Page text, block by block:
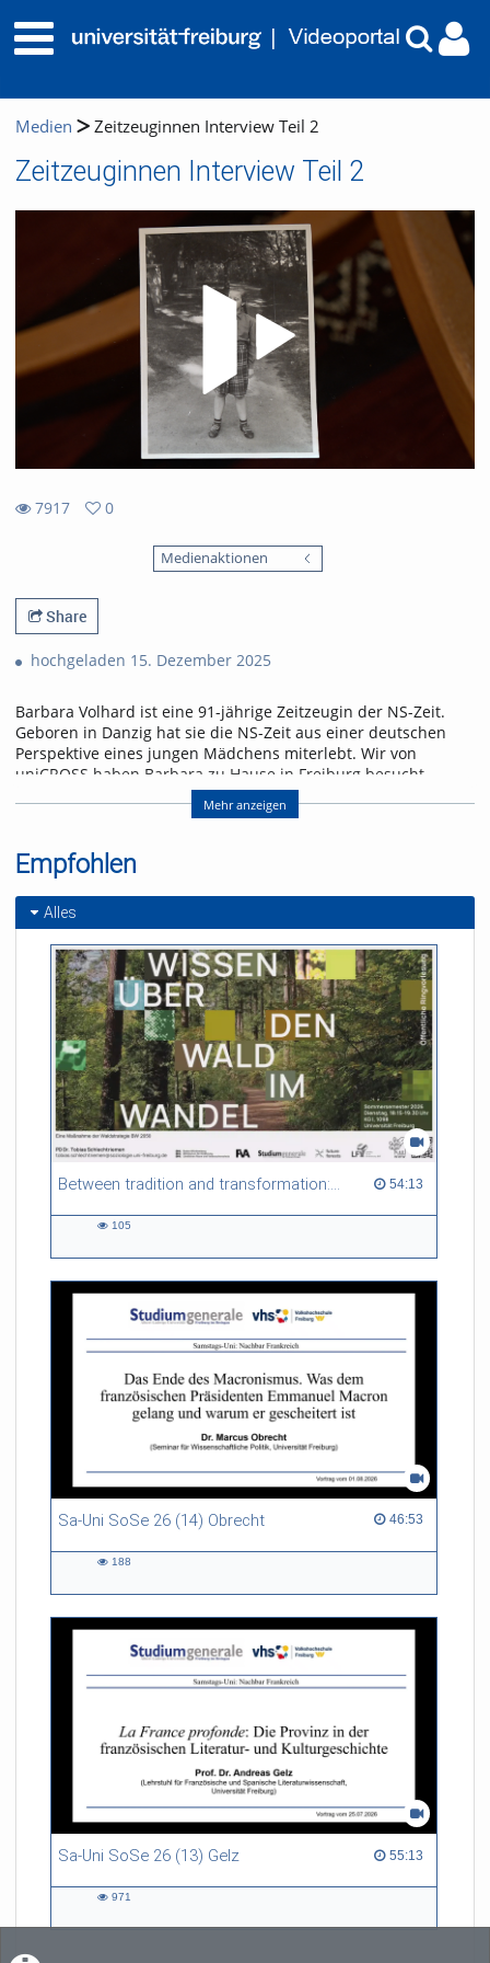
Medien Zeitzeuginnen Interview Teil 2
Zeitzeuginnen Interview Teil 2
7917
0
Medienaktionen
Share
hochgeladen 15. Dezember 2025
Barbara Volhard ist eine 91-jährige Zeitzeugin der NS-Zeit.
Geboren in Danzig hat sie die NS-Zeit aus einer deutschen
Perspektive eines jungen Mädchens miterlebt. Wir von
uniCROSS haben Barbara zu Hause in Freiburg besucht.
Dabei erzählt sie uns von den Erinnerungen ihrer Kindheit
hin zu ihren Eindrücken im erwachsenen Alter.
Referent/in:
Andreas Nagel
Mehr anzeigen
Empfohlen
Alles
Between tradition and transformation: how owners, advisers and institutions co-create knowledge for resilient forests in Europe 54:13
54:13 duration
105
Sa-Uni SoSe 26 (14) Obrecht 46:53
46:53 duration
188
Sa-Uni SoSe 26 (13) Gelz 55:13
55:13 duration
971